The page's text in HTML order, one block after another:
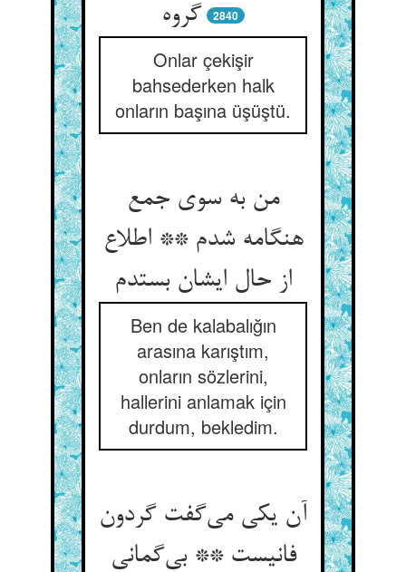
گروه
2840
Onlar çekişir
bahsederken halk
onların başına üşüştü.
من به سوی جمع
هنگامه شدم ** اطلاع
از حال ایشان بستدم
Ben de kalabalığın
arasına karıştım,
onların sözlerini,
hallerini anlamak için
durdum, bekledim.
آن یکی می‌گفت گردون
فانیست ** بی‌گمانی